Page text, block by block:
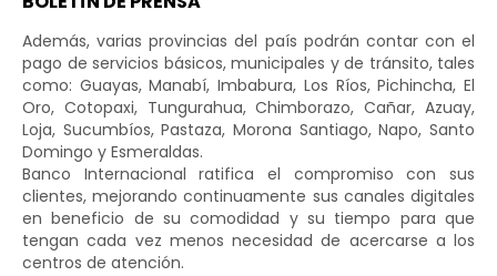
Además, varias provincias del país podrán contar con el
pago de servicios básicos, municipales y de tránsito, tales
como: Guayas, Manabí, Imbabura, Los Ríos, Pichincha, El
Oro, Cotopaxi, Tungurahua, Chimborazo, Cañar, Azuay,
Loja, Sucumbíos, Pastaza, Morona Santiago, Napo, Santo
Domingo y Esmeraldas.
Banco Internacional ratifica el compromiso con sus
clientes, mejorando continuamente sus canales digitales
en beneficio de su comodidad y su tiempo para que
tengan cada vez menos necesidad de acercarse a los
centros de atención.